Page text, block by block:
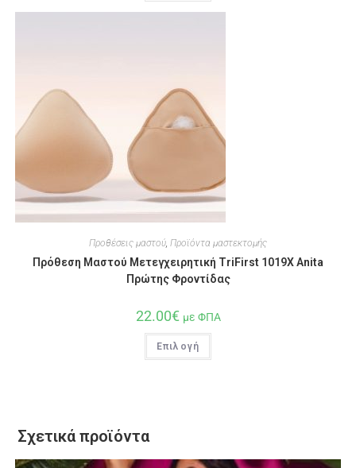
Προθέσεις μαστού Προϊόντα μαστεκτομής
Πρόθεση Μαστού Μετεγχειρητική TriFirst 1019X Anita
Πρώτης Φροντίδας
22.00€ με ΦΠΑ
Επιλογή
Σχετικά προϊόντα